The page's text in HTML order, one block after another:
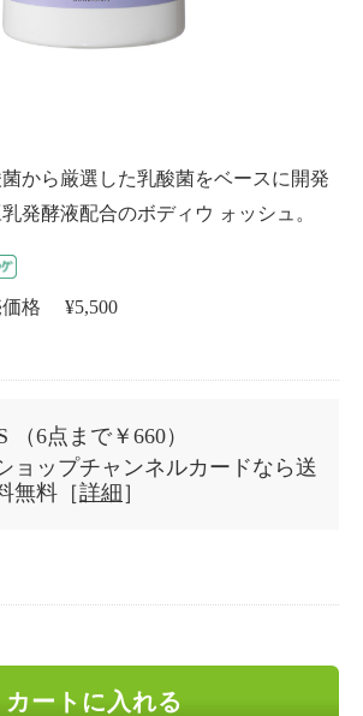
から厳選した乳酸菌をベースに開発
発酵液配合のボディウ ォッシュ。
価格 ¥5,500
（6点まで￥660）
ョップチャンネルカードなら送
無料［詳細 ］
カートに入れる